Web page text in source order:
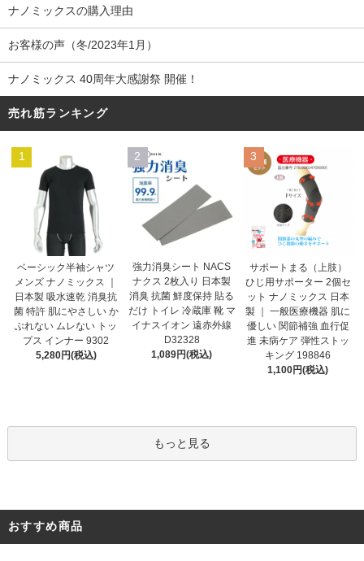
ナノミックスの購入理由
お客様の声（冬/2023年1月）
ナノミックス 40周年大感謝祭 開催！
売れ筋ランキング
1
ベーシック半袖シャツ
メンズ ナノミックス ｜
日本製 吸水速乾 消臭抗
菌 特許 肌にやさしい か
ぶれない ムレない トッ
プス インナー 9302
5,280円(税込)
2
強力消臭シート NACS
ナクス 2枚入り 日本製
消臭 抗菌 鮮度保持 貼る
だけ トイレ 冷蔵庫 靴 マ
イナスイオン 遠赤外線
D32328
1,089円(税込)
3
サポートまる（上肢）
ひじ用サポーター 2個セ
ット ナノミックス 日本
製 ｜ 一般医療機器 肌に
優しい 関節補強 血行促
進 未病ケア 弾性ストッ
キング 198846
1,100円(税込)
もっと見る
おすすめ商品